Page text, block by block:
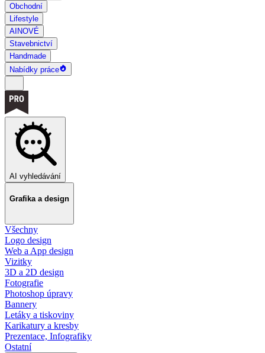
Obchodní
Lifestyle
AI NOVÉ
Stavebnictví
Handmade
Nabídky práce
AI vyhledávání
Grafika a design
Všechny
Logo design
Web a App design
Vizitky
3D a 2D design
Fotografie
Photoshop úpravy
Bannery
Letáky a tiskoviny
Karikatury a kresby
Prezentace, Infografiky
Ostatní